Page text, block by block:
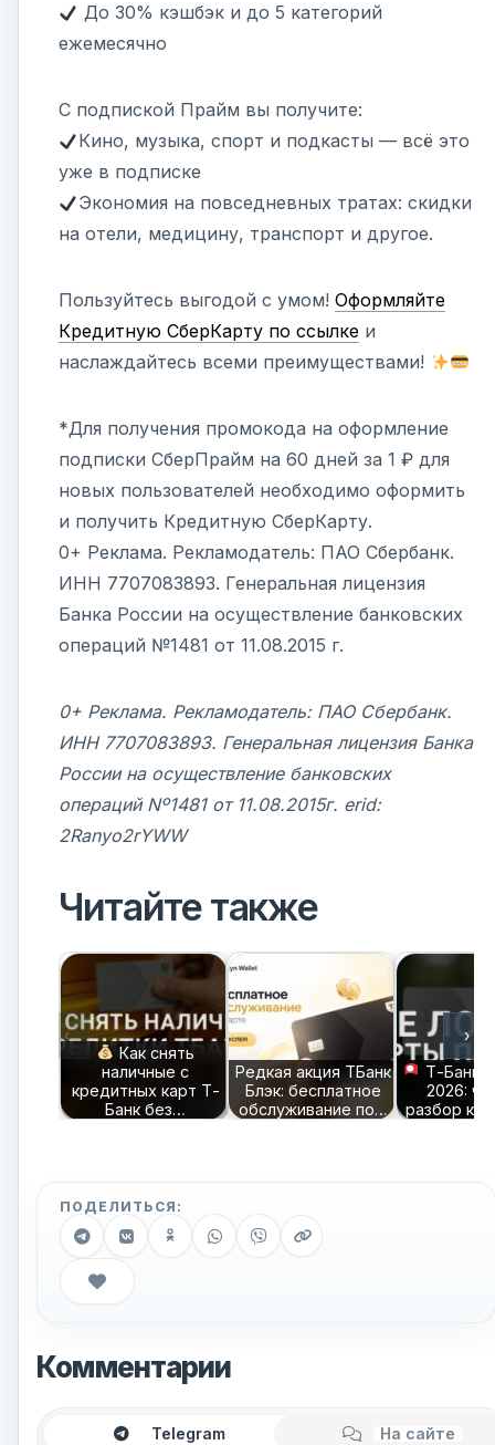
До 30% кэшбэк и до 5 категорий
ежемесячно
С подпиской Прайм вы получите:
Кино, музыка, спорт и подкасты — всё это
уже в подписке
Экономия на повседневных тратах: скидки
на отели, медицину, транспорт и другое.
Пользуйтесь выгодой с умом! Оформляйте
Кредитную СберКарту по ссылке и
наслаждайтесь всеми преимуществами!
*Для получения промокода на оформление
подписки СберПрайм на 60 дней за 1 ₽ для
новых пользователей необходимо оформить
и получить Кредитную СберКарту.
0+ Реклама. Рекламодатель: ПАО Сбербанк.
ИНН 7707083893. Генеральная лицензия
Банка России на осуществление банковских
операций №1481 от 11.08.2015 г.
0+ Реклама. Рекламодатель: ПАО Сбербанк.
ИНН 7707083893. Генеральная лицензия Банка
России на осуществление банковских
операций Nº1481 от 11.08.2015г. erid:
2Ranyo2rYWW
Читайте также
Как снять
наличные с
кредитных карт Т-
Банк без…
Редкая акция ТБанк
Блэк: бесплатное
обслуживание по…
Т-Банк
2026:
разбор
‹ ›
ПОДЕЛИТЬСЯ:
Комментарии
Telegram На сайте